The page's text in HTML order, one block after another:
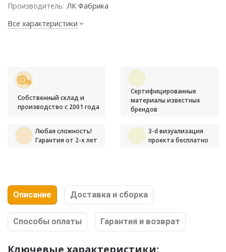
Производитель: ЛК Фабрика
Все характеристики
Собственный склад и
производство с 2001 года
Сертифицированные
материалы известных
брендов
Любая сложность!
Гарантия от 2-х лет
3-d визуализация
проекта бесплатно
Описание Доставка и сборка
Способы оплаты Гарантия и возврат
Ключевые характеристики: